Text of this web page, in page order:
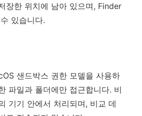
장한 위치에 남아 있으며, Finder
있습니다.
샌드박스 권한 모델을 사용하
파일과 폴더에만 접근합니다. 비
기기 안에서 처리되며, 비교 데